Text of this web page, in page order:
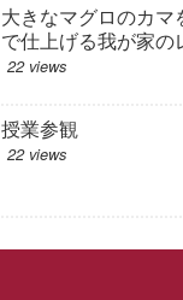
大きなマグロのカマ
で仕上げる我が家の
22 views
授業参観
22 views